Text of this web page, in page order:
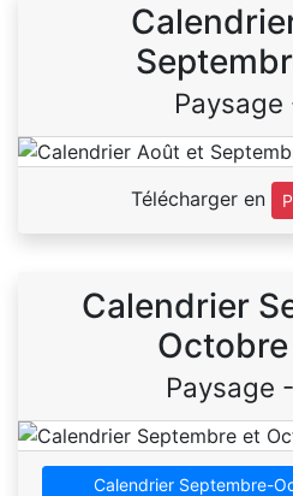
Paysage
Télécharger en
Calendrier
Paysage
Calendrier Septembre-